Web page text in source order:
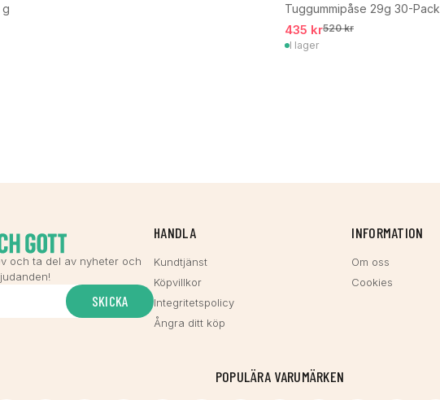
Tuggummipåse 29g 30-Pack
435 kr520 kr
I lager
och ta del av nyheter och
SKICKA
HANDLA
Kundtjänst
Köpvillkor
Integritetspolicy
Ångra ditt köp
INFORMATION
Om oss
Cookies
POPULÄRA VARUMÄRKEN